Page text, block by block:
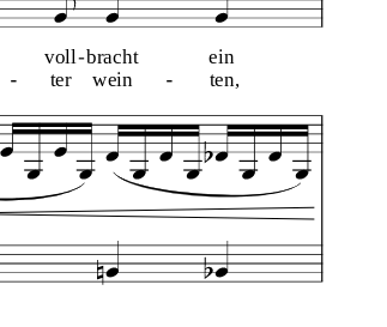
voll
ter
bracht
wein
ein
ten,